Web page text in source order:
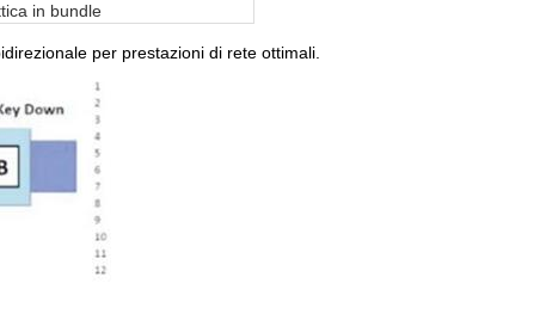
in bundle
per prestazioni di rete ottimali.